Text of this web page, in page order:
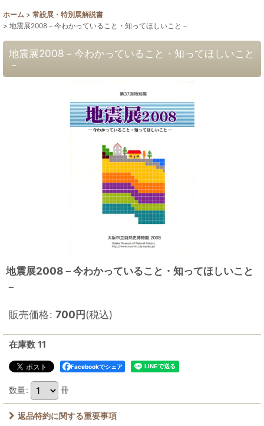
ホーム > 常設展・特別展解説書
> 地震展2008－今わかっていること・知ってほしいこと－
地震展2008－今わかっていること・知ってほしいこと
－
地震展2008－今わかっていること・知ってほしいこと
－
販売価格: 700円(税込)
在庫数 11
Facebookでシェア
数量: 冊
返品特約に関する重要事項